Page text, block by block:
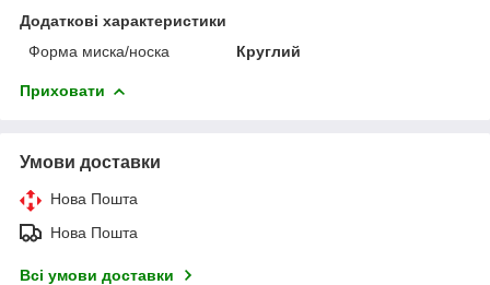
Додаткові характеристики
Форма миска/носка
Круглий
Приховати
Умови доставки
Нова Пошта
Нова Пошта
Всі умови доставки